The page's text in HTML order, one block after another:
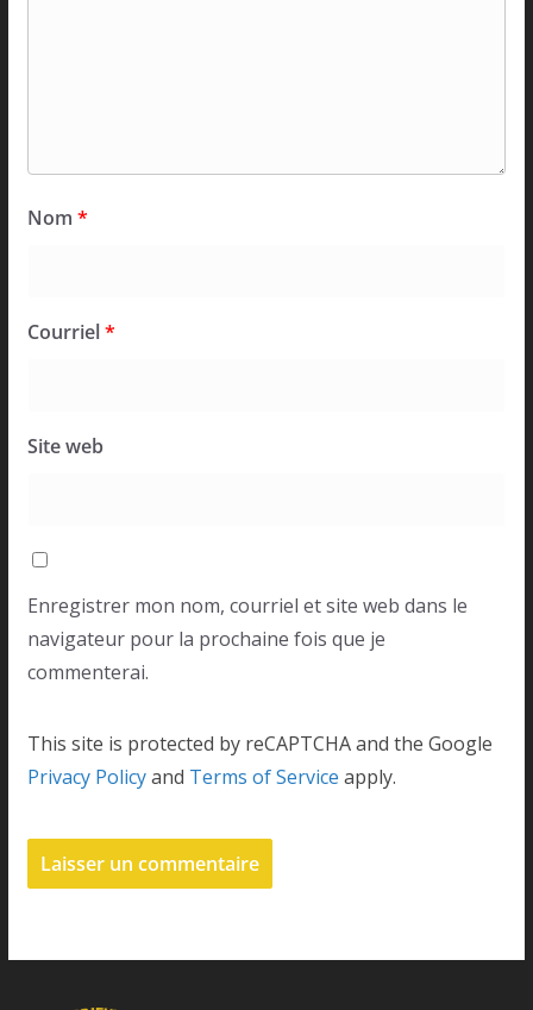
Nom *
Courriel*
Site web
Enregistrer mon nom, courriel et site web dans le
navigateur pour la prochaine fois que je
commenterai.
This site is protected by reCAPTCHA and the Google
Privacy Policyand Terms of Service apply.